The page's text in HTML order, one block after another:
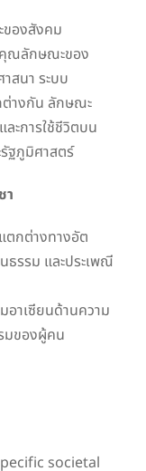
องสังคม
คุณลักษณะของ
สนา ระบบ
ต่างกัน ลักษณะ
ะการใช้ชีวิตบน
ฐภูมิศาสตร์
า
ตกต่างทางอัต
รรม และประเพณี
าเซียนด้านความ
มของผู้คน
societal